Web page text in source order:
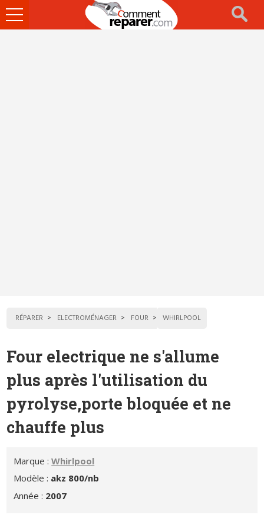
Ouvrir
le
RÉPARER ELECTROMÉNAGER FOUR WHIRLPOOL
Four electrique ne s'allume
plus après l'utilisation du
pyrolyse,porte bloquée et ne
chauffe plus
Marque :Whirlpool
Modèle : akz 800/nb
Année : 2007